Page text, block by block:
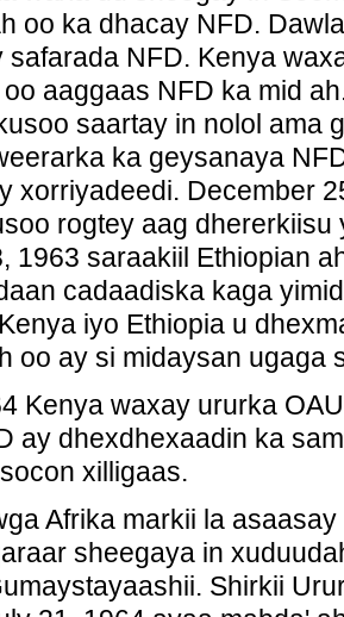
oo ka dhacay NFD.
safarada NFD. Kenya
oo aaggaas NFD ka mid
saartay in nolol ama
ka geysanaya
xorriyadeedi. December
rogtey aag
1963 saraakiil Ethiopian
cadaadiska kaga
iyo Ethiopia u
oo ay si midaysan ugaga
Kenya waxay ururka
ay dhexdhexaadin ka
xilligaas.
Afrika markii la
sheegaya in
Shirkii